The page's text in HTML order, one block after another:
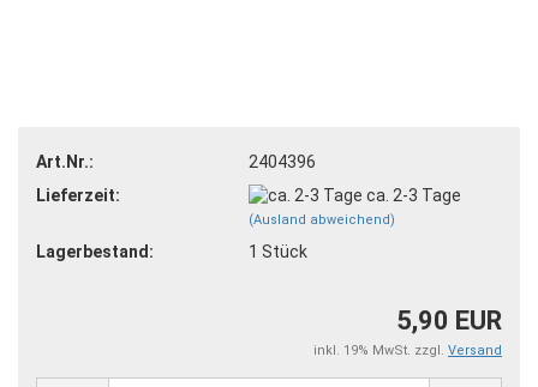
Art.Nr.:
2404396
Lieferzeit:
ca. 2-3 Tage
(Ausland abweichend)
Lagerbestand: 1 Stück
5,90 EUR
inkl. 19% MwSt. zzgl. Versand